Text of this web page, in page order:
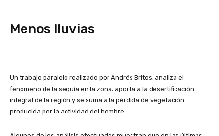
Menos lluvias
Un trabajo paralelo realizado por Andrés Britos, analiza el
fenómeno de la sequía en la zona, aporta a la desertificación
integral de la región y se suma a la pérdida de vegetación
producida por la actividad del hombre.